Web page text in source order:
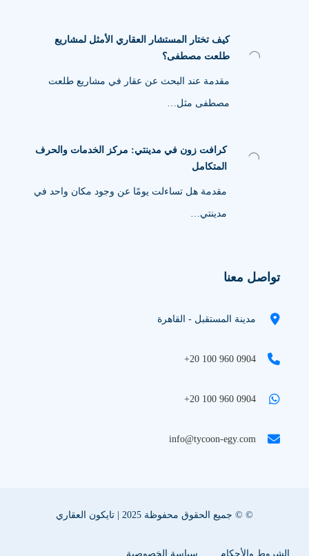
كيف تختار المستشار العقاري الأمثل لمشاريع
طلعت مصطفى؟
مقدمة عند البحث عن عقار في مشاريع طلعت
مصطفى مثل…
كرافت زون في مدينتي: مركز الخدمات والحرف
المتكامل
مقدمة هل تساءلت يومًا عن وجود مكان واحد في
مدينتي…
تواصل معنا
مدينة المستقبل - القاهرة
+20 100 960 0904
+20 100 960 0904
info@tycoon-egy.com
© © جميع الحقوق محفوظة 2025 | تايكون العقاري
الشروط والأحكام سياسة الخصوصية